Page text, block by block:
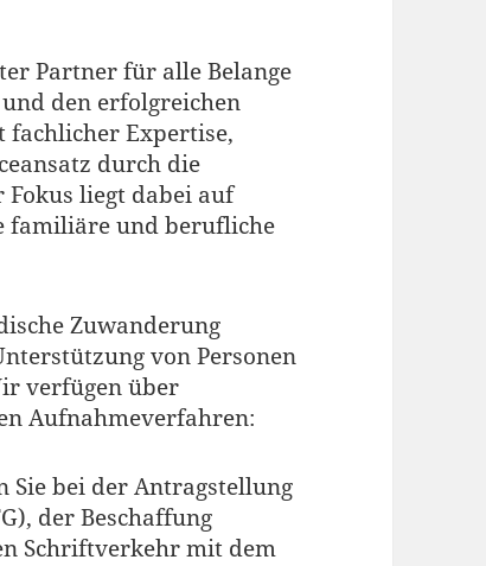
Partner für alle Belange
den erfolgreichen
fachlicher Expertise,
durch die
Fokus liegt dabei auf
familiäre und berufliche
Zuwanderung
von Personen
verfügen über
Aufnahmeverfahren:
Sie bei der Antragstellung
der Beschaffung
Schriftverkehr mit dem